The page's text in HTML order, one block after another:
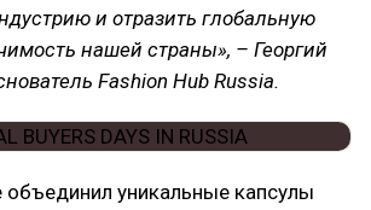
и отразить глобальную
нашей страны», – Георгий
Fashion Hub Russia.
объединил уникальные капсулы